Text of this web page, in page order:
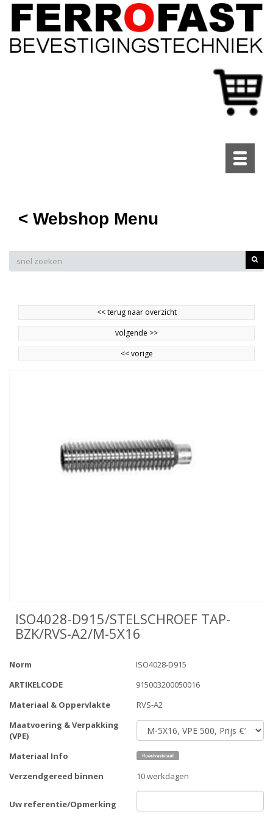
Toggle
< Webshop Menu
<<terug naar overzicht
volgende >>
<<vorige
ISO4028-D915/STELSCHROEF TAP-
BZK/RVS-A2/M-5X16
Norm
ISO4028-D915
ARTIKELCODE
915003200050016
Materiaal & Oppervlakte
RVS-A2
Maatvoering & Verpakking
(VPE)
Materiaal Info
Verzendgereed binnen
10 werkdagen
Uw referentie/Opmerking